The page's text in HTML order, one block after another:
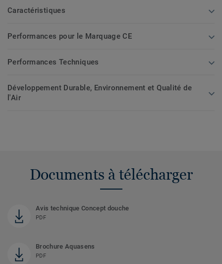
Caractéristiques
Performances pour le Marquage CE
Performances Techniques
Développement Durable, Environnement et Qualité de
l'Air
Documents à télécharger
Avis technique Concept douche
PDF
Brochure Aquasens
PDF